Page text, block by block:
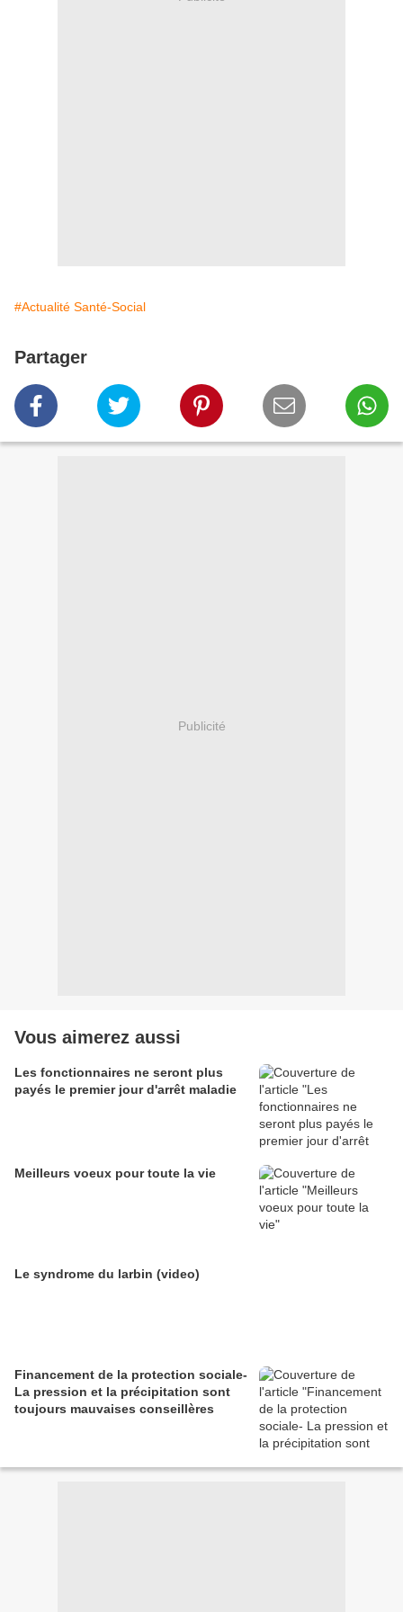
#Actualité Santé-Social
Partager
Publicité
Vous aimerez aussi
Les fonctionnaires ne seront plus
payés le premier jour d'arrêt maladie
Meilleurs voeux pour toute la vie
Le syndrome du larbin (video)
Financement de la protection sociale-
La pression et la précipitation sont
toujours mauvaises conseillères